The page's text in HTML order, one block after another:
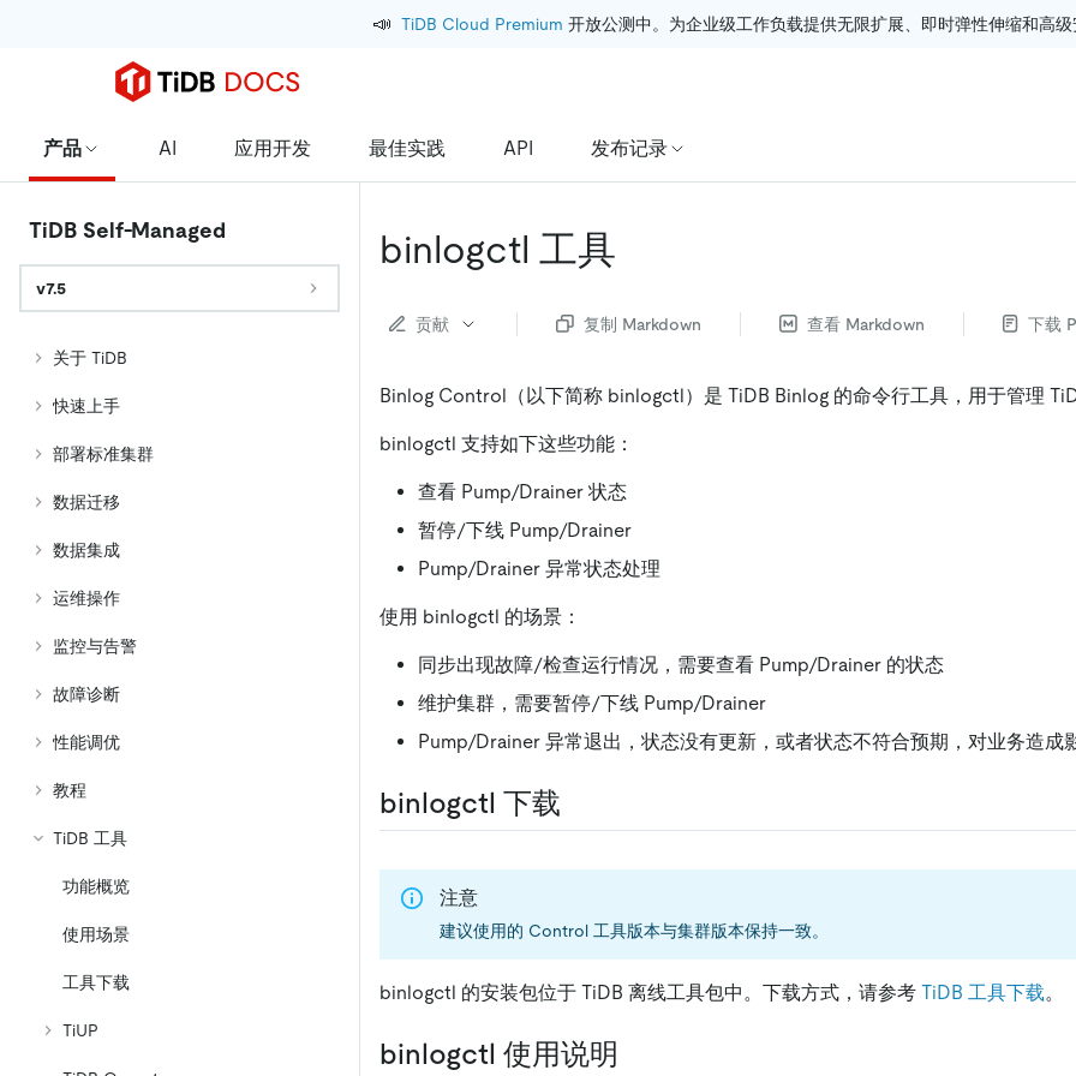
📣 TiDB Cloud Premium 开放公测中。为企业级工作负载提供无限扩展、即时弹性伸缩和高
产品 AI 应用开发 最佳实践 API 发布记录
TiDB Self-Managed
v7.5
关于 TiDB
快速上手
部署标准集群
数据迁移
数据集成
运维操作
监控与告警
故障诊断
性能调优
教程
TiDB 工具
功能概览
使用场景
工具下载
TiUP
binlogctl 工具
贡献 复制 Markdown 查看 Markdown 下载
Binlog Control（以下简称 binlogctl）是 TiDB Binlog 的命令行工具，用于管理
binlogctl 支持如下这些功能：
查看 Pump/Drainer 状态
暂停/下线 Pump/Drainer
Pump/Drainer 异常状态处理
使用 binlogctl 的场景：
同步出现故障/检查运行情况，需要查看 Pump/Drainer 的状态
维护集群，需要暂停/下线 Pump/Drainer
Pump/Drainer 异常退出，状态没有更新，或者状态不符合预期，对业务造成
binlogctl 下载
注意
建议使用的 Control 工具版本与集群版本保持一致。
binlogctl 的安装包位于 TiDB 离线工具包中。下载方式，请参考 TiDB 工具下载。
binlogctl 使用说明